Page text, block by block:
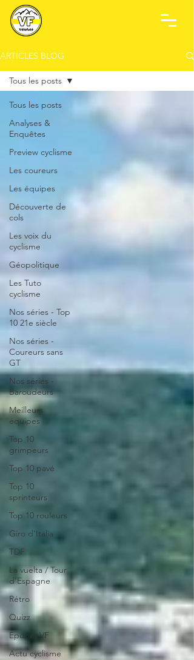
ARTICLES BLOG
Tous les posts
Analyses &
Enquêtes
Preview cyclisme
Les coureurs
Les équipes
Découverte de
cols
Les voix du
cyclisme
Géopolitique
Les Tuto
cyclisme
Nos séries - Top
10 21e siècle
Nos séries -
Coureurs sans
GT
Nos séries -
Baroudeurs
Meilleurs
équipes
Top 10
grimpeurs
Top 10 pavé
Top 10
sprinteurs
Top 10 rouleurs
Giro d'Italia
TDF
La vuelta / Tour
d'Espagne
Rétro
Quizz
EpopeeVF
Actu cyclisme
Tous les posts